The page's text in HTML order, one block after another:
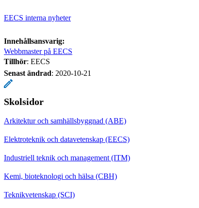
EECS interna nyheter
Innehållsansvarig:
Webbmaster på EECS
Tillhör: EECS
Senast ändrad: 2020-10-21
Skolsidor
Arkitektur och samhällsbyggnad (ABE)
Elektroteknik och datavetenskap (EECS)
Industriell teknik och management (ITM)
Kemi, bioteknologi och hälsa (CBH)
Teknikvetenskap (SCI)